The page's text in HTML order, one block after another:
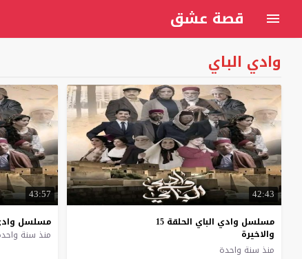
قصة عشق
وادي الباي
42:43
مسلسل وادي الباي الحلقة 15
والاخيرة
منذ سنة واحدة
43:57
مسلسل
منذ سنة